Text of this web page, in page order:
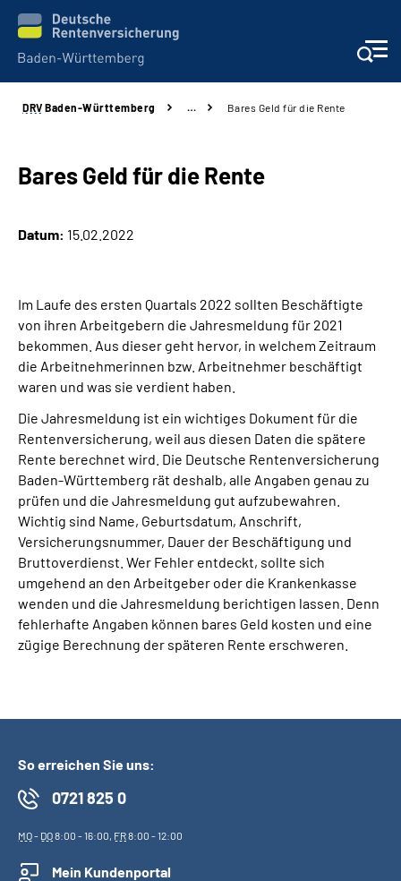
Beratung und Kontakt
Kunden
Presse
Über uns
Inhalte in Gebärdensprache (DGS)
Leichte Sprache
Suche
Mein Kundenportal
DRV Baden-Württemberg … Bares Geld für die Rente
Bares Geld für die Rente
Datum: 15.02.2022
Im Laufe des ersten Quartals 2022 sollten Beschäftigte
von ihren Arbeitgebern die Jahresmeldung für 2021
bekommen. Aus dieser geht hervor, in welchem Zeitraum
die Arbeitnehmerinnen bzw. Arbeitnehmer beschäftigt
waren und was sie verdient haben.
Die Jahresmeldung ist ein wichtiges Dokument für die
Rentenversicherung, weil aus diesen Daten die spätere
Rente berechnet wird. Die Deutsche Rentenversicherung
Baden-Württemberg rät deshalb, alle Angaben genau zu
prüfen und die Jahresmeldung gut aufzubewahren.
Wichtig sind Name, Geburtsdatum, Anschrift,
Versicherungsnummer, Dauer der Beschäftigung und
Bruttoverdienst. Wer Fehler entdeckt, sollte sich
umgehend an den Arbeitgeber oder die Krankenkasse
wenden und die Jahresmeldung berichtigen lassen. Denn
fehlerhafte Angaben können bares Geld kosten und eine
zügige Berechnung der späteren Rente erschweren.
So erreichen Sie uns:
0721 825 0
MO- DO8:00 - 16:00, FR8:00 - 12:00
Mein Kundenportal